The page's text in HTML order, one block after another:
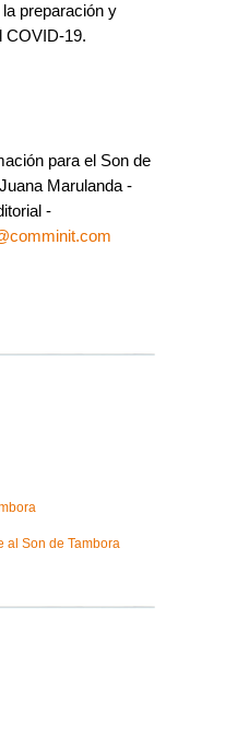
preparación y
COVID-19.
para el Son de
Marulanda -
-
al Son de Tambora